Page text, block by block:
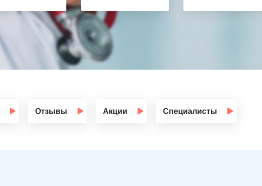
Отзывы Акции Специалисты